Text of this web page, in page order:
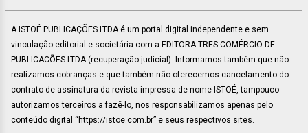
A ISTOÉ PUBLICAÇÕES LTDA é um portal digital independente e sem
vinculação editorial e societária com a EDITORA TRES COMÉRCIO DE
PUBLICACÕES LTDA (recuperação judicial). Informamos também que não
realizamos cobranças e que também não oferecemos cancelamento do
contrato de assinatura da revista impressa de nome ISTOÉ, tampouco
autorizamos terceiros a fazê-lo, nos responsabilizamos apenas pelo
conteúdo digital “https://istoe.com.br” e seus respectivos sites.